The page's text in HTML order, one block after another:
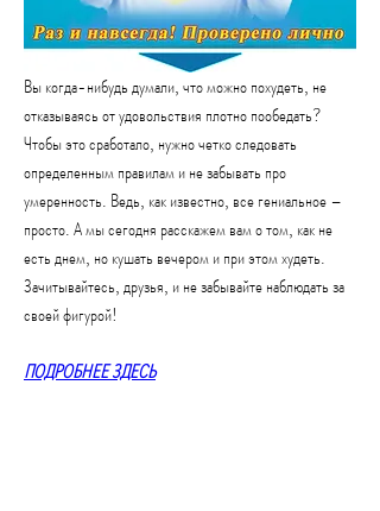
Вы когда-нибудь думали, что можно похудеть, не
отказываясь от удовольствия плотно пообедать?
Чтобы это сработало, нужно четко следовать
определенным правилам и не забывать про
умеренность. Ведь, как известно, все гениальное –
просто. А мы сегодня расскажем вам о том, как не
есть днем, но кушать вечером и при этом худеть.
Зачитывайтесь, друзья, и не забывайте наблюдать за
своей фигурой!
ПОДРОБНЕЕ ЗДЕСЬ